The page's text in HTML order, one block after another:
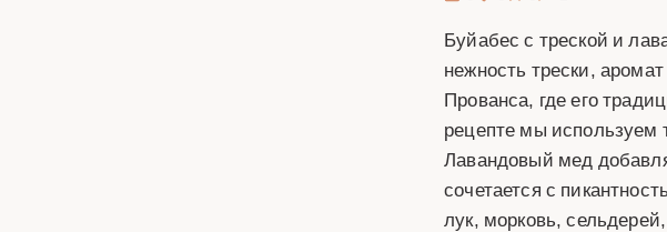
Буйабес с треской и
нежность трески,
Прованса, где его
рецепте мы используем
Лавандовый мед
сочетается с
лук, морковь,